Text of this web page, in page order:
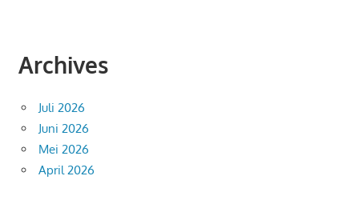
Archives
Juli 2026
Juni 2026
Mei 2026
April 2026